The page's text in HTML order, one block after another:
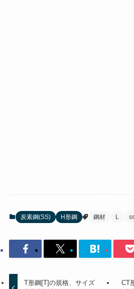
炭素鋼(SS) H形鋼 鋼材 L
T形鋼[T]の規格、サイズ
CT